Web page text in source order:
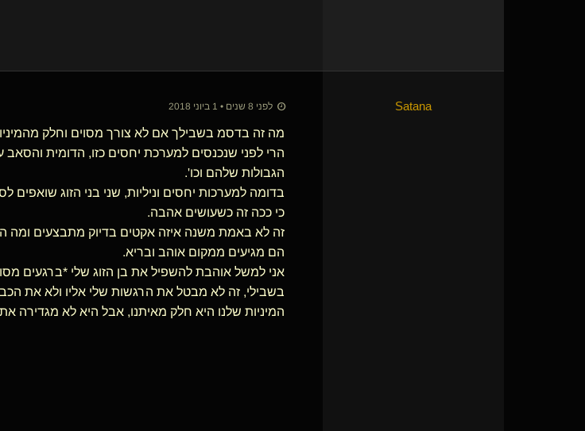
Satana לפני 8 שנים • 1 ביוני 2018
מה זה בדסמ בשבילך אם לא צורך מסוים וחלק
הרי לפני שנכנסים למערכת יחסים כזו, הדומית
הגבולות שלהם וכו'.
בדומה למערכות יחסים וניליות, שני בני הזוג
כי ככה זה כשעושים אהבה.
זה לא באמת משנה איזה אקטים בדיוק מתבצעים ומה
הם מגיעים ממקום אוהב ובריא.
אני למשל אוהבת להשפיל את בן הזוג שלי *ברגעים
בשבילי, זה לא מבטל את הרגשות שלי אליו ולא את
המיניות שלנו היא חלק מאיתנו, אבל היא לא מגדירה